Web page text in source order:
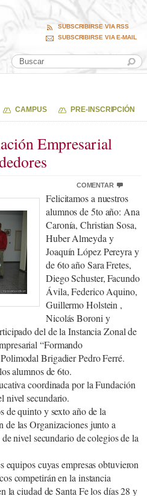
SUBSCRIBIRSE VIA RSS
SUBSCRIBIRSE VIA E-MAIL
CAMPUS PRE-INSCRIPCIÓN
Empresarial
COMENTAR
Felicitamos a nuestros
alumnos de 5to año: Ana
Caronía, Christian Sosa,
Huber Almeyda y
Joaquín López Pereyra y
de 6to año Sara Fretes,
Diego Schuster, Facundo
Ávila, Federico Aquino,
Guillermo Holstein ,
Nicolás Boroni y
del de la Instancia Zonal de
“Formando
Brigadier Pedro Ferré.
alumnos de 6to.
coordinada por la Fundación
nivel secundario.
de quinto y sexto año de la
las Organizaciones junto a
nivel secundario de colegios de la
equipos cuyas empresas obtuvieron
competirán en la instancia
la ciudad de Santa Fe los días 28 y